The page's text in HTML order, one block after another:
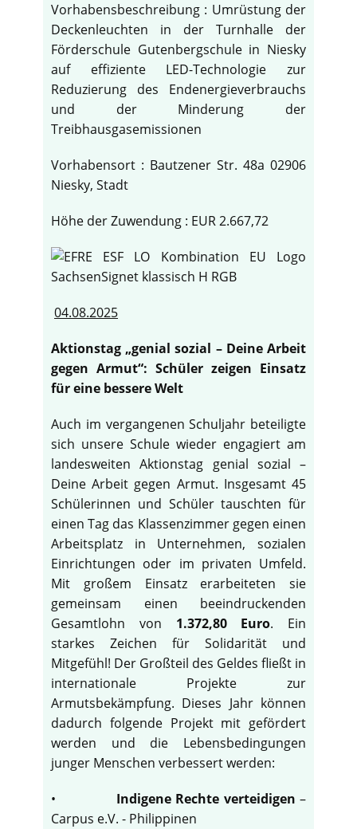
Vorhabensbeschreibung : Umrüstung der
Deckenleuchten in der Turnhalle der
Förderschule Gutenbergschule in Niesky
auf effiziente LED-Technologie zur
Reduzierung des Endenergieverbrauchs
und der Minderung der
Treibhausgasemissionen
Vorhabensort : Bautzener Str. 48a 02906
Niesky, Stadt
Höhe der Zuwendung : EUR 2.667,72
04.08.2025
Aktionstag „genial sozial – Deine Arbeit
gegen Armut“: Schüler zeigen Einsatz
für eine bessere Welt
Auch im vergangenen Schuljahr beteiligte
sich unsere Schule wieder engagiert am
landesweiten Aktionstag genial sozial –
Deine Arbeit gegen Armut. Insgesamt 45
Schülerinnen und Schüler tauschten für
einen Tag das Klassenzimmer gegen einen
Arbeitsplatz in Unternehmen, sozialen
Einrichtungen oder im privaten Umfeld.
Mit großem Einsatz erarbeiteten sie
gemeinsam einen beeindruckenden
Gesamtlohn von 1.372,80 Euro. Ein
starkes Zeichen für Solidarität und
Mitgefühl! Der Großteil des Geldes fließt in
internationale Projekte zur
Armutsbekämpfung. Dieses Jahr können
dadurch folgende Projekt mit gefördert
werden und die Lebensbedingungen
junger Menschen verbessert werden:
• Indigene Rechte verteidigen –
Carpus e.V. - Philippinen